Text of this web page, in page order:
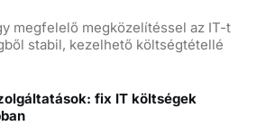
megfelelő megközelítéssel az IT-t
stabil, kezelhető költségtétellé
fix IT költségek